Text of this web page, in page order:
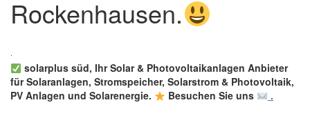
Rockenhausen.
solarplus süd, Ihr Solar & Photovoltaikanlagen Anbieter
für Solaranlagen, Stromspeicher, Solarstrom & Photovoltaik,
PV Anlagen und Solarenergie.
Besuchen Sie uns .